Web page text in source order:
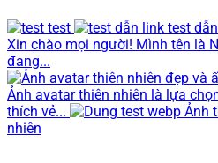
test
test
Xin chào mọi người! Mình tên là
đang...
Ảnh avatar thiên nhiên là lựa
thích vẻ...
Ảnh
nhiên